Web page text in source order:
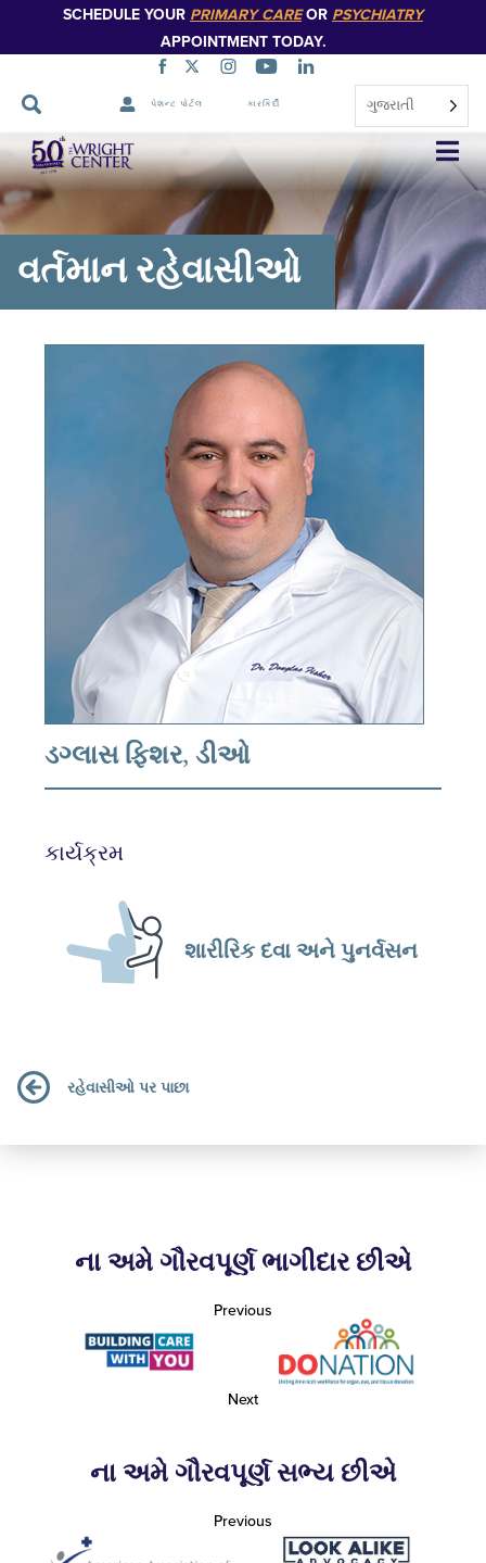
SCHEDULE YOUR PRIMARY CAREOR PSYCHIATRY
APPOINTMENT TODAY.
પેશન્ટ પોર્ટલ કારકિર્દી ગુજરાતી
નેવિગેશન
છોડો
વર્તમાન રહેવાસીઓ
ડગ્લાસ ફિશર, ડીઓ
કાર્યક્રમ
શારીરિક દવા અને પુનર્વસન
રહેવાસીઓ પર પાછા
ના અમે ગૌરવપૂર્ણ ભાગીદાર છીએ
Previous
Next
ના અમે ગૌરવપૂર્ણ સભ્ય છીએ
Previous